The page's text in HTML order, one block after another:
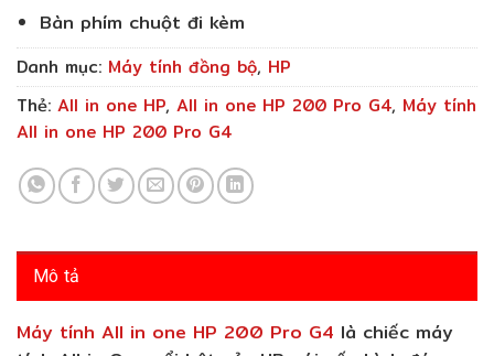
Bàn phím chuột đi kèm
Danh mục: Máy tính đồng bộ, HP
Thẻ: All in one HP, All in one HP 200 Pro G4, Máy tính
All in one HP 200 Pro G4
Mô tả
Máy tính All in one HP 200 Pro G4 là chiếc máy